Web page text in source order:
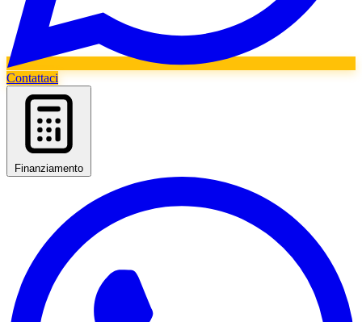
Contattaci
Finanziamento